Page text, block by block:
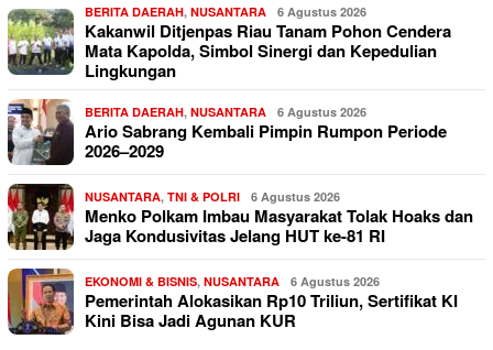
BERITA DAERAH, NUSANTARA 6 Agustus 2026
Kakanwil Ditjenpas Riau Tanam Pohon Cendera
Mata Kapolda, Simbol Sinergi dan Kepedulian
Lingkungan
BERITA DAERAH, NUSANTARA 6 Agustus 2026
Ario Sabrang Kembali Pimpin Rumpon Periode
2026–2029
NUSANTARA, TNI & POLRI 6 Agustus 2026
Menko Polkam Imbau Masyarakat Tolak Hoaks dan
Jaga Kondusivitas Jelang HUT ke-81 RI
EKONOMI & BISNIS, NUSANTARA 6 Agustus 2026
Pemerintah Alokasikan Rp10 Triliun, Sertifikat KI
Kini Bisa Jadi Agunan KUR